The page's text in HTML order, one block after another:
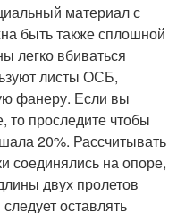
материал с
быть также сплошной
легко вбиваться
листы ОСБ,
фанеру. Если вы
то проследите чтобы
20%. Рассчитывать
соединялись на опоре,
двух пролетов
оставлять